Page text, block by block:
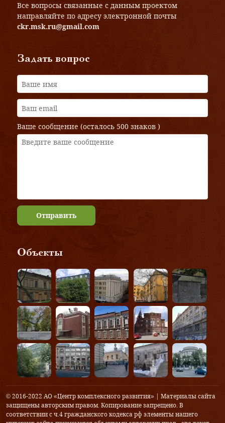
Все вопросы связанные с данным проектом
направляйте по адресу электронной почты
ckr.msk.ru@gmail.com
Задать вопрос
Ваше сообщение (осталось 500 знаков )
Отправить
Объекты
© 2016-2022 АО «Центр комплексного развития» | Материалы сайта
защищены авторским правом. Копирование запрещено. В
соответствии с ч.4 гражданского кодекса рф элементы нашего